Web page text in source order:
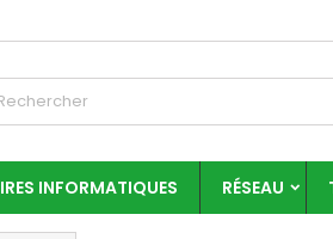
INFORMATIQUES RÉSEAU